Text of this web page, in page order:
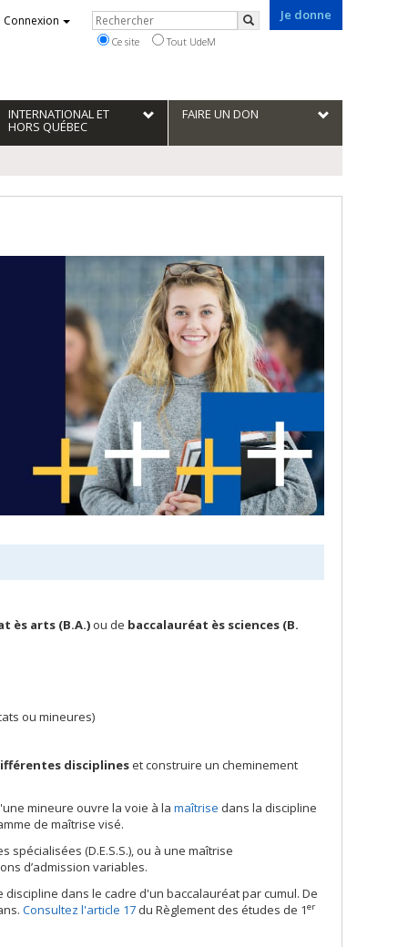
Je donne
Connexion Rechercher
Rechercher
Ce site Tout UdeM
INTERNATIONAL ET
HORS QUÉBEC
FAIRE UN DON
ès arts (B.A.) ou de baccalauréat ès sciences (B.
ou mineures)
disciplineset construire un cheminement
mineure ouvre la voie à la maîtrise dans la discipline
de maîtrise visé.
(D.E.S.S.), ou à une maîtrise
d’admission variables.
dans le cadre d'un baccalauréat par cumul. De
Consultez l'article 17 du Règlement des études de 1er